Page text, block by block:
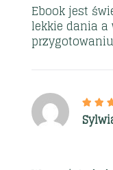
Ebook jest
lekkie dania